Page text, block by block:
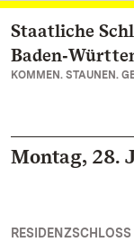
Zum
Staatliche
KOMMEN. STAUNEN.
Montag, 28.